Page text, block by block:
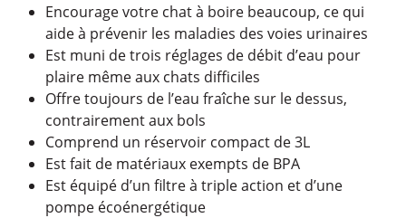
Encourage votre chat à boire beaucoup, ce qui
aide à prévenir les maladies des voies urinaires
Est muni de trois réglages de débit d’eau pour
plaire même aux chats difficiles
Offre toujours de l’eau fraîche sur le dessus,
contrairement aux bols
Comprend un réservoir compact de 3L
Est fait de matériaux exempts de BPA
Est équipé d’un filtre à triple action et d’une
pompe écoénergétique